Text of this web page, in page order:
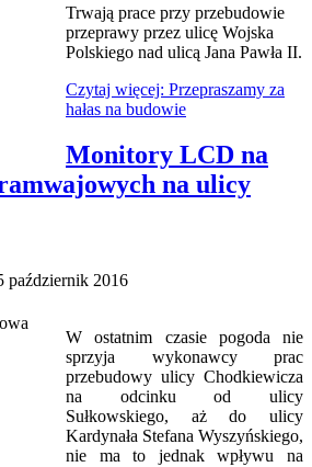
Trwają prace przy przebudowie
przeprawy przez ulicę Wojska
Polskiego nad ulicą Jana Pawła II.
Czytaj więcej: Przepraszamy za
hałas na budowie
Monitory LCD na
na ulicy
październik 2016
W ostatnim czasie pogoda nie
sprzyja wykonawcy prac
przebudowy ulicy Chodkiewicza
na odcinku od ulicy
Sułkowskiego, aż do ulicy
Kardynała Stefana Wyszyńskiego,
nie ma to jednak wpływu na